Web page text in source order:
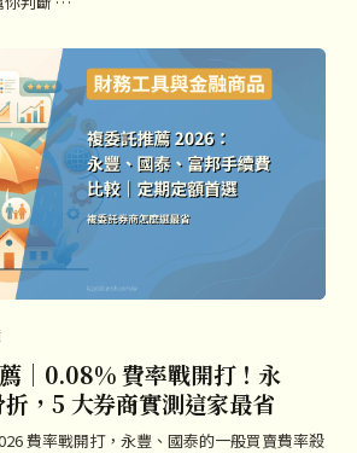
｜0.08% 費率戰開打！永
，5 大券商實測這家最省
費率戰開打，永豐、國泰的一般買賣費率殺